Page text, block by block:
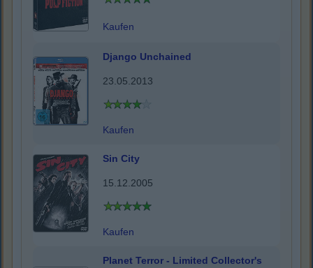
Kaufen
Django Unchained
23.05.2013
Kaufen
Sin City
15.12.2005
Kaufen
Planet Terror - Limited Collector's